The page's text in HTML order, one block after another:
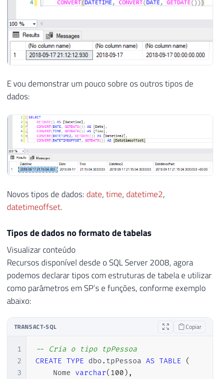
E vou demonstrar um pouco sobre os outros tipos de
dados:
Novos tipos de dados: date,time, datetime2,
datetimeoffset.
Tipos de dados no formato de tabelas
Visualizar conteúdo
Recursos disponível desde o SQL Server 2008, agora
podemos declarar tipos com estruturas de tabela e utilizar
como parâmetros em SP’s e funções, conforme exemplo
abaixo:
TRANSACT-SQL Copiar
1
2
3
-- Cria o tipo tpPessoa
CREATE TYPE dbo . tpPessoa AS TABLE
(
    Nome
varchar( 100 ) ,